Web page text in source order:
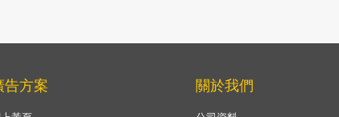
告方案 關於我們